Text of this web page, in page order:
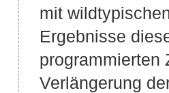
mit
Ergebnisse
programmierten
Verlängerung